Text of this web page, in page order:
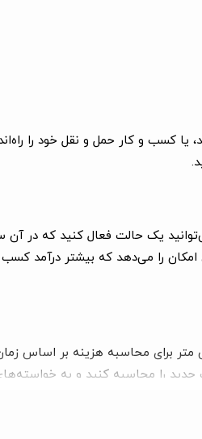
کسب و کار حمل و نقل خود را
یک حالت فعال کنید که در آن
امکان را می‌دهد که بیشتر درآمد
برای محاسبه هزینه بر اساس
جدید را محاسبه کنید و به